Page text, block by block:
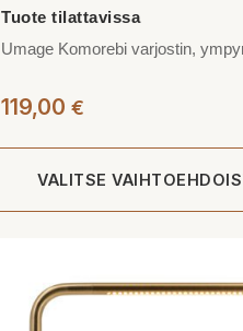
Umage Komorebi varjostin,
119,00 €
VALITSE